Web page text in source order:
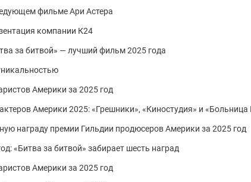
фильме Ари Астера
компании К24
за битвой» — лучший фильм 2025 года
Америки за 2025 год
Америки 2025: «Грешники», «Киностудия» и «Больница
награду премии Гильдии продюсеров Америки за 2025 год
«Битва за битвой» забирает шесть наград
Америки за 2025 год